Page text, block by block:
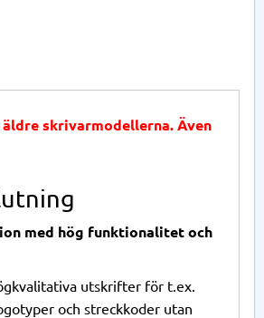
skrivarmodellerna. Även
med hög funktionalitet och
utskrifter för t.ex.
och streckkoder utan